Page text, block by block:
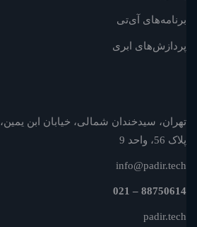
برنامه‌های آی‌تی
پردازش‌های ابری
تهران، سیدخندان شمالی، خیابان ابن یمین،
پلاک 56، واحد 9
info@padir.tech
88750614 – 021
padir.tech